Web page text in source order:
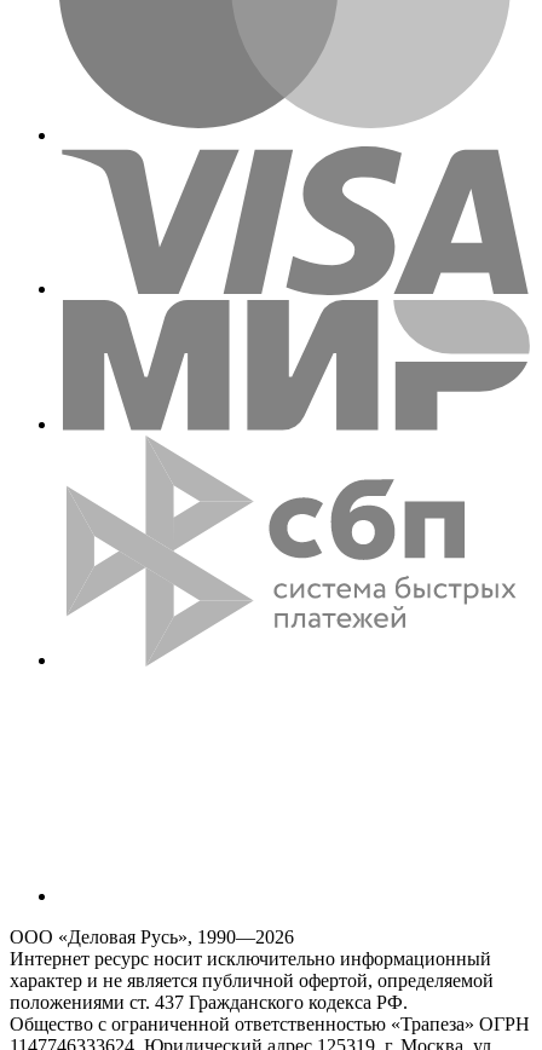
ООО «Деловая Русь», 1990—2026
Интернет ресурс носит исключительно информационный
характер и не является публичной офертой, определяемой
положениями ст. 437 Гражданского кодекса РФ.
Общество с ограниченной ответственностью «Трапеза» ОГРН